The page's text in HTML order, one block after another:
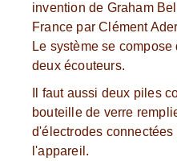
invention de Graham
France par Clément
Le système se
deux écouteurs.
Il faut aussi deux piles
bouteille de verre
d'électrodes
l'appareil.